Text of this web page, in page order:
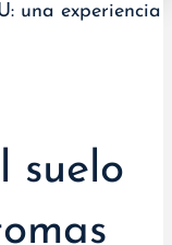
suelo